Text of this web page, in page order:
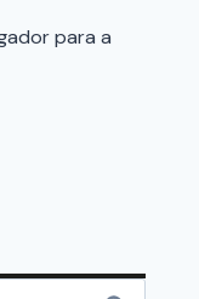
para a